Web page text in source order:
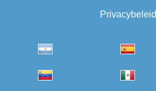
Privacybeleid